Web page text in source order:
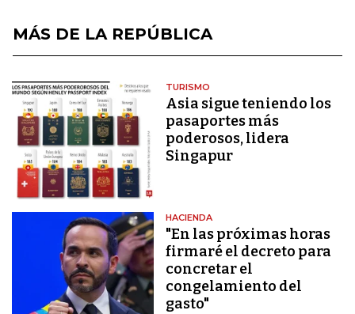
MÁS DE LA REPÚBLICA
TURISMO
Asia sigue teniendo los
pasaportes más
poderosos, lidera
Singapur
HACIENDA
"En las próximas horas
firmaré el decreto para
concretar el
congelamiento del
gasto"